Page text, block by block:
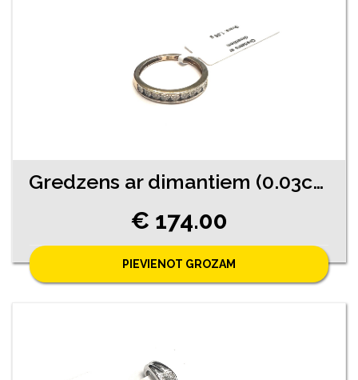
Gredzens ar dimantiem (0.03ct) 6452-0753
€ 174.00
PIEVIENOT GROZAM